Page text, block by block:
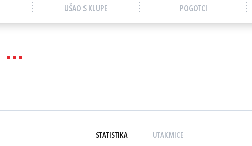
UŠAO S KLUPE POGOTCI
STATISTIKA UTAKMICE